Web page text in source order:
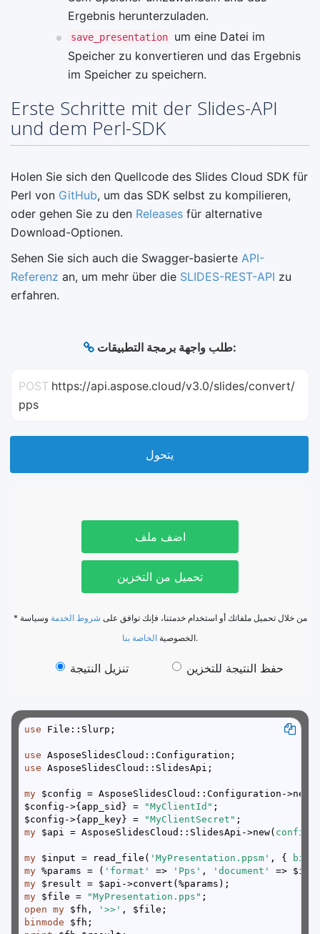
Ergebnis herunterzuladen.
save_presentation
um eine Datei im
Speicher zu konvertieren und das Ergebnis
im Speicher zu speichern.
Erste Schritte mit der Slides-API
und dem Perl-SDK
Holen Sie sich den Quellcode des Slides Cloud SDK für
Perl von GitHub, um das SDK selbst zu kompilieren,
oder gehen Sie zu den Releases für alternative
Download-Optionen.
Sehen Sie sich auch die Swagger-basierte API-
Referenz an, um mehr über die SLIDES-REST-API zu
erfahren.
طلب واجهة برمجة التطبيقات:
POST https://api.aspose.cloud/v3.0/slides/convert/
pps
يتحول
اضف ملف
تحميل من التخزين
* من خلال تحميل ملفاتك أو استخدام خدمتنا، فإنك توافق على شروط الخدمة وسياسة
الخصوصية الخاصة بنا .
تنزيل النتيجة حفظ النتيجة للتخزين
use
use
use
my
$config->{app_sid} =
"MyClientId"
$config->{app_key} =
"MyClientSecret"
my $api = AsposeSlidesCloud::SlidesApi->new( config
my $input = read_file( 'MyPresentation.ppsm' , {
my %params = ( 'format' => 'Pps' ,
'document'
my
my $file = "MyPresentation.pps"
open my $fh, '>>'
binmode